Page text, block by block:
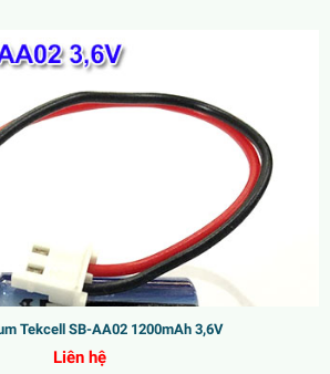
Tekcell SB-AA02 1200mAh 3,6V
Liên hệ